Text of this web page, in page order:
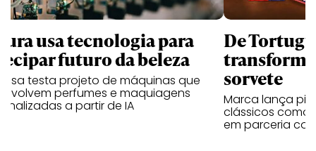
usa tecnologia para
futuro da beleza
testa projeto de máquinas que
perfumes e maquiagens
a partir de IA
De
sorvete
Marca lança
clássicos como
em parceria